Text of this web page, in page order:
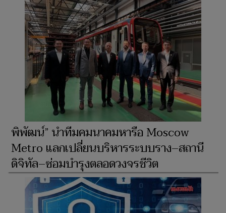
พิพัฒน์” นำทีมคมนาคมหารือ Moscow
Metro แลกเปลี่ยนบริหารระบบราง–สถานี
ดิจิทัล–ซ่อมบำรุงตลอดวงจรชีวิต